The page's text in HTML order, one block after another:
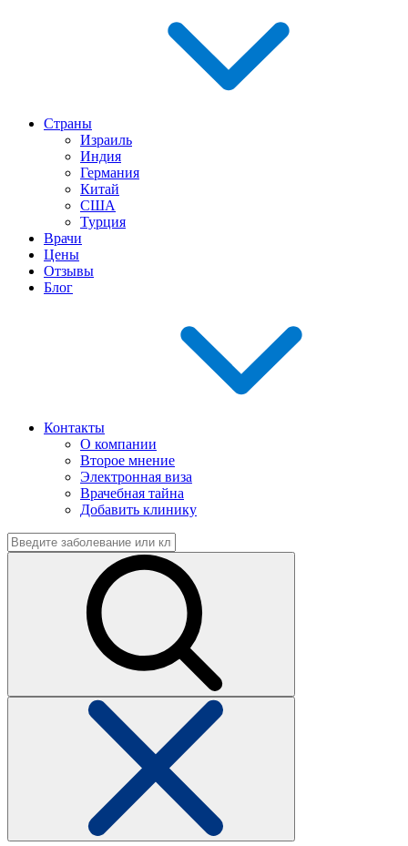
Страны
Израиль
Индия
Германия
Китай
США
Турция
Врачи
Цены
Отзывы
Блог
Контакты
О компании
Второе мнение
Электронная виза
Врачебная тайна
Добавить клинику